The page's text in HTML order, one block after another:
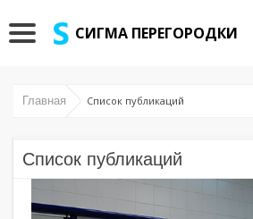
СИГМА ПЕРЕГОРОДКИ
Главная Список публикаций
Список публикаций